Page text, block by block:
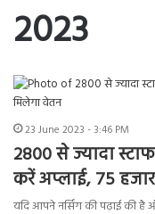
2023
23 June 2023 - 3:46 PM
2800 से ज्यादा
करें अप्लाई, 75
यदि आपने नर्सिंग की पढ़ाई की है